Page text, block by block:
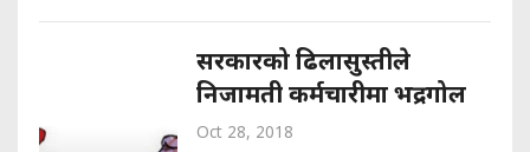
सरकारको ढिलासुस्तीले
निजामती कर्मचारीमा भद्रगोल
Oct 28, 2018